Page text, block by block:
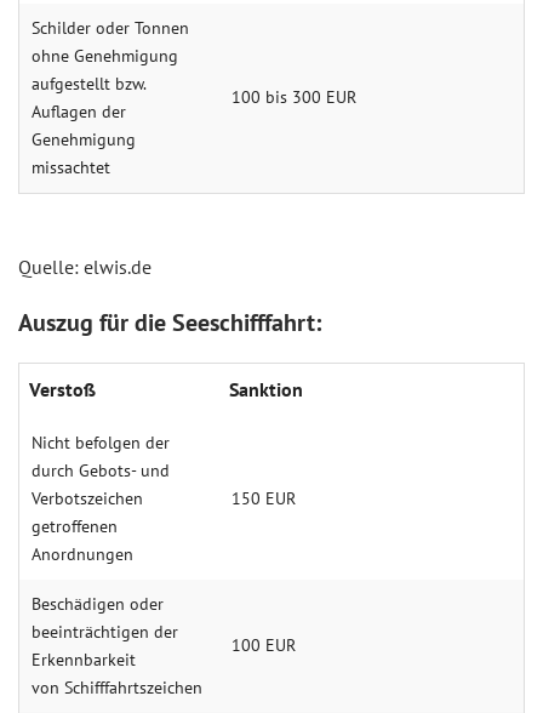
Schilder oder Tonnen
ohne Genehmigung
aufgestellt bzw.
Auflagen der
Genehmigung
missachtet
100 bis 300 EUR
Quelle: elwis.de
Auszug für die Seeschifffahrt:
Verstoß Sanktion
Nicht befolgen der
durch Gebots- und
Verbotszeichen
getroffenen
Anordnungen
150 EUR
Beschädigen oder
beeinträchtigen der
Erkennbarkeit
von Schifffahrtszeichen
100 EUR